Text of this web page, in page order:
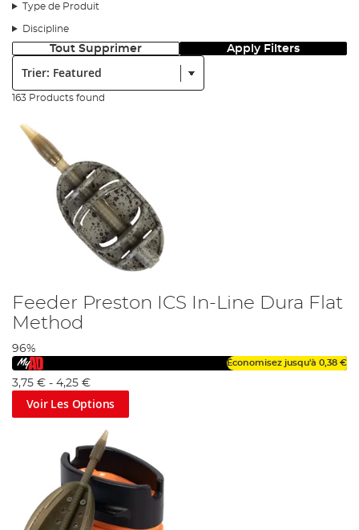
Type de Produit
Discipline
Tout Supprimer Apply Filters
163 Products found
Feeder Preston ICS In-Line Dura Flat
Method
96%
Économisez jusqu'à 0,38 €
3,75 € - 4,25 €
Voir Les Options